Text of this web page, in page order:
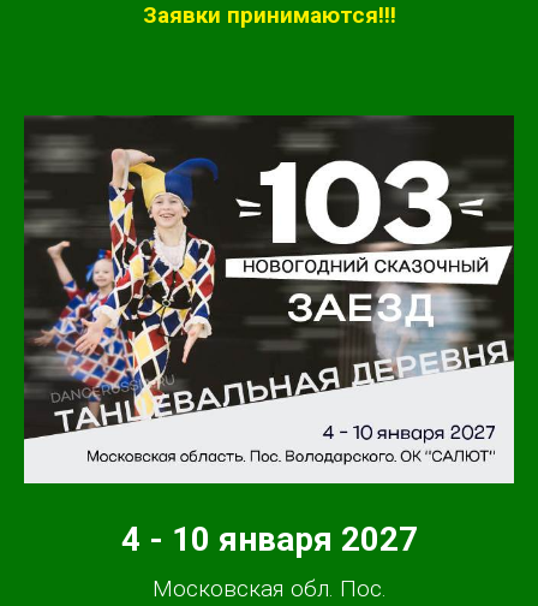
Заявки принимаются!!!
4 - 10 января 2027
Московская обл. Пос.